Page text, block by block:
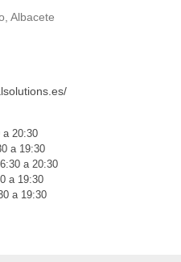
Albacete
a 20:30
a 19:30
a 20:30
a 19:30
a 19:30